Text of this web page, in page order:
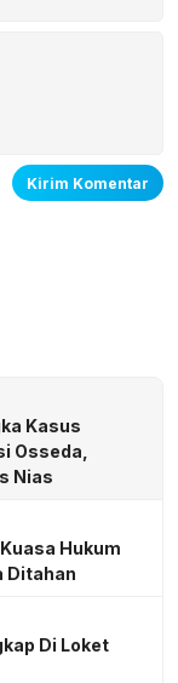
Kasus
Osseda,
Nias
Hukum
Ditahan
Di Loket